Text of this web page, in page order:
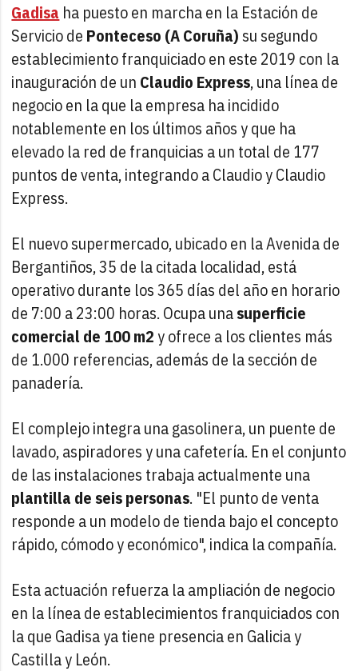
Gadisa ha puesto en marcha en la Estación de
Servicio de Ponteceso (A Coruña) su segundo
establecimiento franquiciado en este 2019 con la
inauguración de un Claudio Express, una línea de
negocio en la que la empresa ha incidido
notablemente en los últimos años y que ha
elevado la red de franquicias a un total de 177
puntos de venta, integrando a Claudio y Claudio
Express.
El nuevo supermercado, ubicado en la Avenida de
Bergantiños, 35 de la citada localidad, está
operativo durante los 365 días del año en horario
de 7:00 a 23:00 horas. Ocupa unasuperficie
comercial de 100 m2y ofrece a los clientes más
de 1.000 referencias, además de la sección de
panadería.
El complejo integra una gasolinera, un puente de
lavado, aspiradores y una cafetería. En el conjunto
de las instalaciones trabaja actualmente una
plantilla de seis personas. "El punto de venta
responde a un modelo de tienda bajo el concepto
rápido, cómodo y económico", indica la compañía.
Esta actuación refuerza la ampliación de negocio
en la línea de establecimientos franquiciados con
la que Gadisa ya tiene presencia en Galicia y
Castilla y León.